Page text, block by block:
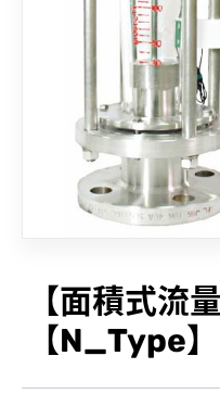
【面積式流
【N_Type】